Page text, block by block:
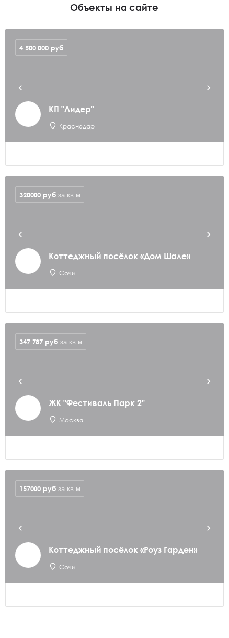
Объекты на сайте
КП "Лидер"
Краснодар
4 500 000 руб
Коттеджный посёлок «Дом Шале»
Сочи
320000 руб за кв.м
ЖК "Фестиваль Парк 2"
Москва
347 787 руб за кв.м
Коттеджный посёлок «Роуз Гарден»
Сочи
157000 руб за кв.м